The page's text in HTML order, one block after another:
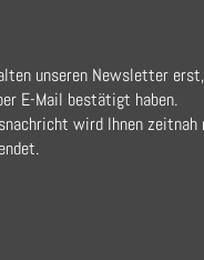
unseren Newsletter
E-Mail bestätigt haben.
wird Ihnen zeitnah